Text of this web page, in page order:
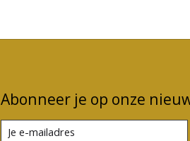
Abonneer je op onze